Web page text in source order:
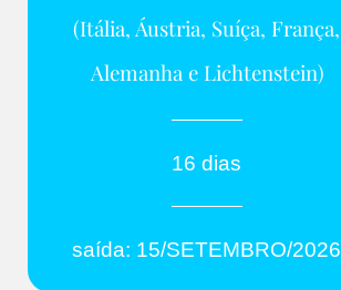
(Itália, Áustria, Suíça, França,
Alemanha e Lichtenstein)
16 dias
saída: 15/SETEMBRO/2026